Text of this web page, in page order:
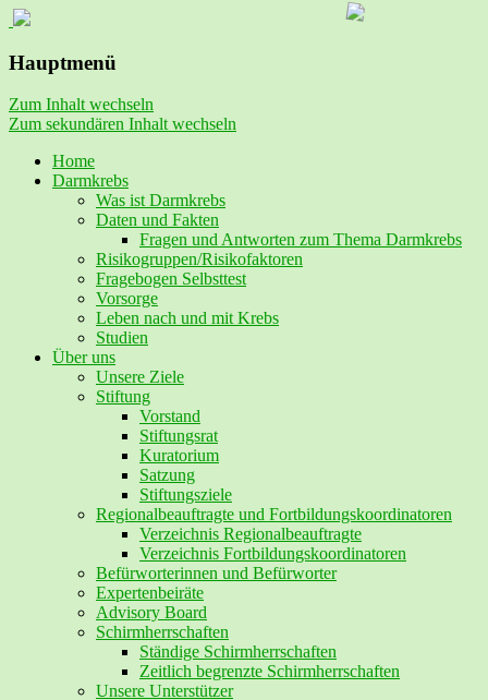
Stiftung LebensBlicke
Darmkrebs
Hauptmenü
Zum Inhalt wechseln
Zum sekundären Inhalt wechseln
Home
Darmkrebs
Was ist Darmkrebs
Daten und Fakten
Fragen und Antworten zum Thema Darmkrebs
Risikogruppen/Risikofaktoren
Fragebogen Selbsttest
Vorsorge
Leben nach und mit Krebs
Studien
Über uns
Unsere Ziele
Stiftung
Vorstand
Stiftungsrat
Kuratorium
Satzung
Stiftungsziele
Regionalbeauftragte und Fortbildungskoordinatoren
Verzeichnis Regionalbeauftragte
Verzeichnis Fortbildungskoordinatoren
Befürworterinnen und Befürworter
Expertenbeiräte
Advisory Board
Schirmherrschaften
Ständige Schirmherrschaften
Zeitlich begrenzte Schirmherrschaften
Unsere Unterstützer